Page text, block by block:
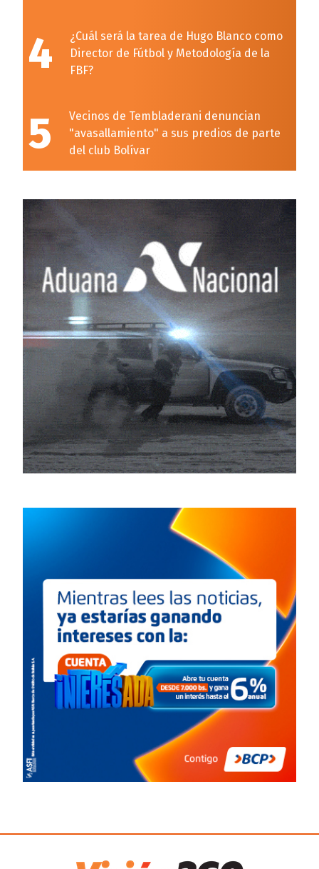
4
¿Cuál será la tarea de Hugo Blanco como
Director de Fútbol y Metodología de la
FBF?
5
Vecinos de Tembladerani denuncian
"avasallamiento" a sus predios de parte
del club Bolívar